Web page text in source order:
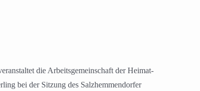
die Arbeitsgemeinschaft der Heimat-
bei der Sitzung des Salzhemmendorfer